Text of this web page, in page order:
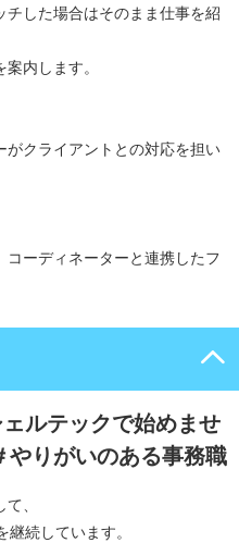
した場合はそのまま仕事を紹
内します。
クライアントとの対応を担い
ーディネーターと連携したフ
ルテックで始めませ
やりがいのある事務職
、
続しています。